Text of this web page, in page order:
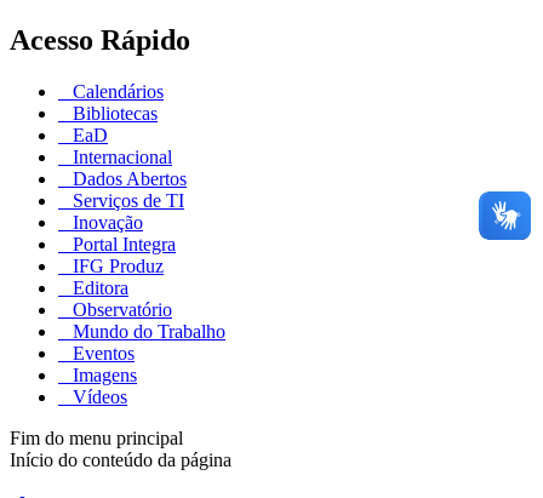
Acesso Rápido
Calendários
Bibliotecas
EaD
Internacional
Dados Abertos
Serviços de TI
Inovação
Portal Integra
IFG Produz
Editora
Observatório
Mundo do Trabalho
Eventos
Imagens
Vídeos
Fim do menu principal
Início do conteúdo da página